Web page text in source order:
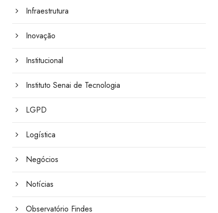
Infraestrutura
Inovação
Institucional
Instituto Senai de Tecnologia
LGPD
Logística
Negócios
Notícias
Observatório Findes